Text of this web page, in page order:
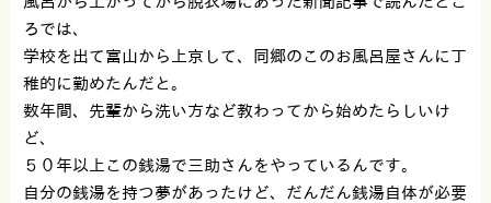
ろでは、
学校を出て富山から上京して、同郷のこのお風呂屋さんに丁
稚的に勤めたんだと。
数年間、先輩から洗い方など教わってから始めたらしいけ
ど、
５０年以上この銭湯で三助さんをやっているんです。
自分の銭湯を持つ夢があったけど、だんだん銭湯自体が必要